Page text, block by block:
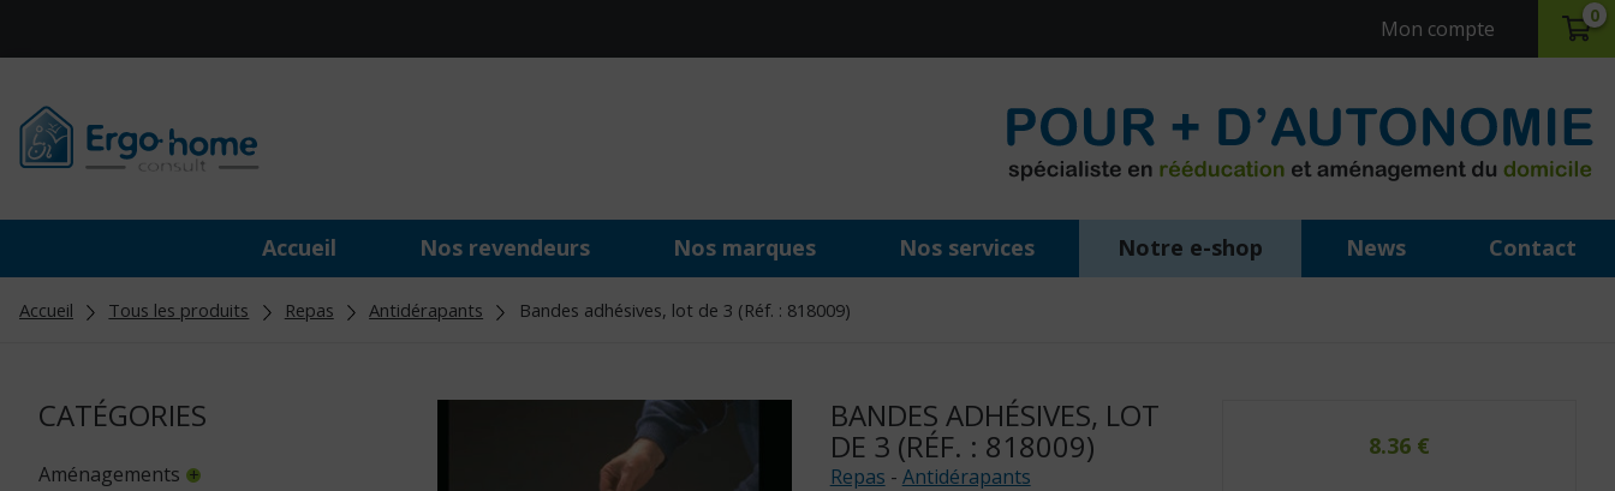
Mon compte
0
Accueil Nos revendeurs Nos marques Nos services Notre e-shop News Contact
Accueil Tous les produits Repas Antidérapants Bandes adhésives, lot de 3 (Réf. : 818009)
CATÉGORIES
Aménagements
BANDES ADHÉSIVES, LOT
DE 3 (RÉF. : 818009)
Repas - Antidérapants
8.36 €